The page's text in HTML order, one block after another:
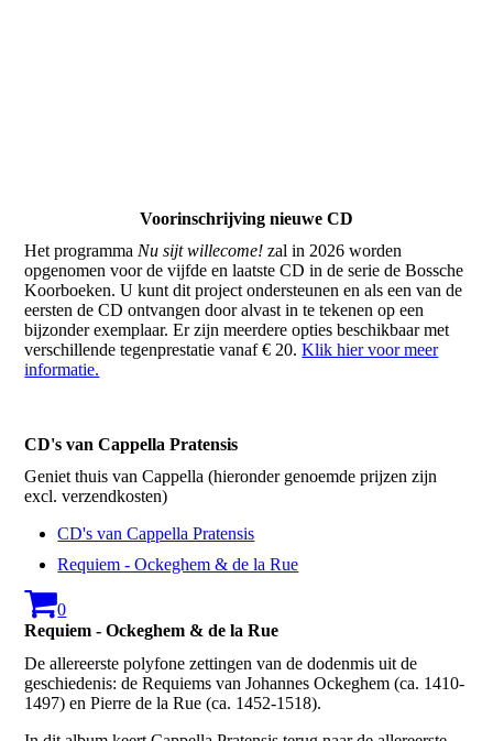
Voorinschrijving nieuwe CD
Het programma Nu sijt willecome!zal in 2026 worden
opgenomen voor de vijfde en laatste CD in de serie de Bossche
Koorboeken. U kunt dit project ondersteunen en als een van de
eersten de CD ontvangen door alvast in te tekenen op een
bijzonder exemplaar. Er zijn meerdere opties beschikbaar met
verschillende tegenprestatie vanaf € 20.Klik hier voor meer
informatie.
CD's van Cappella Pratensis
Geniet thuis van Cappella (hieronder genoemde prijzen zijn
excl. verzendkosten)
CD's van Cappella Pratensis
Requiem - Ockeghem & de la Rue
0
Requiem - Ockeghem & de la Rue
De allereerste polyfone zettingen van de dodenmis uit de
geschiedenis: de Requiems van Johannes Ockeghem (ca. 1410-
1497) en Pierre de la Rue (ca. 1452-1518).